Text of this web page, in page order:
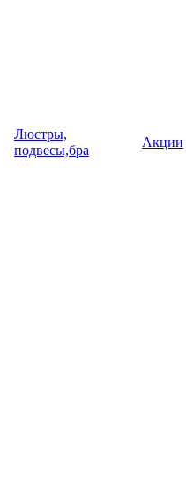
Люстры,
подвесы,бра
Акции